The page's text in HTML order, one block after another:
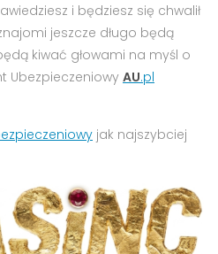
i będziesz się chwalił
jeszcze długo będą
kiwać głowami na myśl o
Ubezpieczeniowy AU.pl
jak najszybciej